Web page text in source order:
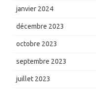
janvier 2024
décembre 2023
octobre 2023
septembre 2023
juillet 2023